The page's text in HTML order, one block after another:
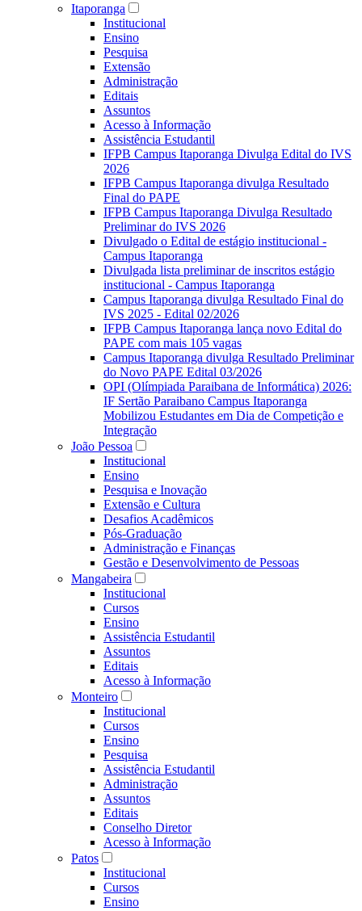
Itaporanga
Institucional
Ensino
Pesquisa
Extensão
Administração
Editais
Assuntos
Acesso à Informação
Assistência Estudantil
IFPB Campus Itaporanga Divulga Edital do IVS
2026
IFPB Campus Itaporanga divulga Resultado
Final do PAPE
IFPB Campus Itaporanga Divulga Resultado
Preliminar do IVS 2026
Divulgado o Edital de estágio institucional -
Campus Itaporanga
Divulgada lista preliminar de inscritos estágio
institucional - Campus Itaporanga
Campus Itaporanga divulga Resultado Final do
IVS 2025 - Edital 02/2026
IFPB Campus Itaporanga lança novo Edital do
PAPE com mais 105 vagas
Campus Itaporanga divulga Resultado Preliminar
do Novo PAPE Edital 03/2026
OPI (Olímpiada Paraibana de Informática) 2026:
IF Sertão Paraibano Campus Itaporanga
Mobilizou Estudantes em Dia de Competição e
Integração
João Pessoa
Institucional
Ensino
Pesquisa e Inovação
Extensão e Cultura
Desafios Acadêmicos
Pós-Graduação
Administração e Finanças
Gestão e Desenvolvimento de Pessoas
Mangabeira
Institucional
Cursos
Ensino
Assistência Estudantil
Assuntos
Editais
Acesso à Informação
Monteiro
Institucional
Cursos
Ensino
Pesquisa
Assistência Estudantil
Administração
Assuntos
Editais
Conselho Diretor
Acesso à Informação
Patos
Institucional
Cursos
Ensino